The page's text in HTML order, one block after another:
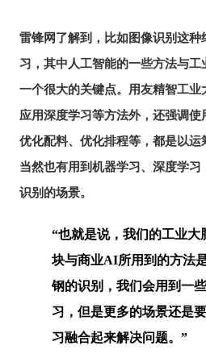
雷锋网了解到，比如图像识别这
习，其中人工智能的一些方法与
一个很大的关键点。用友精智工业
应用深度学习等方法外，还强调
优化配料、优化排程等，都是以运
当然也有用到机器学习、深度学
识别的场景。
“也就是说，我们的工业大
块与商业AI所用到的方法
钢的识别，我们会用到一
习，但是更多的场景还是
习融合起来解决问题。”